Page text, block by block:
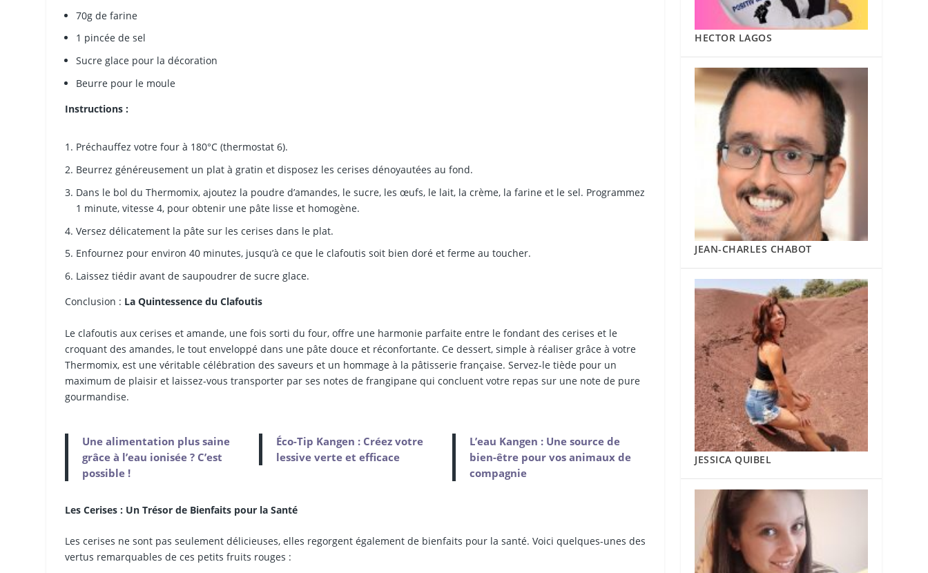
70g de farine
1 pincée de sel
Sucre glace pour la décoration
Beurre pour le moule
Instructions :
Préchauffez votre four à 180°C (thermostat 6).
Beurrez généreusement un plat à gratin et disposez les cerises dénoyautées au fond.
Dans le bol du Thermomix, ajoutez la poudre d’amandes, le sucre, les œufs, le lait, la crème, la farine et le sel. Programmez
1 minute, vitesse 4, pour obtenir une pâte lisse et homogène.
Versez délicatement la pâte sur les cerises dans le plat.
Enfournez pour environ 40 minutes, jusqu’à ce que le clafoutis soit bien doré et ferme au toucher.
Laissez tiédir avant de saupoudrer de sucre glace.
Conclusion : La Quintessence du Clafoutis
Le clafoutis aux cerises et amande, une fois sorti du four, offre une harmonie parfaite entre le fondant des cerises et le
croquant des amandes, le tout enveloppé dans une pâte douce et réconfortante. Ce dessert, simple à réaliser grâce à votre
Thermomix, est une véritable célébration des saveurs et un hommage à la pâtisserie française. Servez-le tiède pour un
maximum de plaisir et laissez-vous transporter par ses notes de frangipane qui concluent votre repas sur une note de pure
gourmandise.
Une alimentation plus saine
grâce à l’eau ionisée ? C’est
possible !
Éco-Tip Kangen : Créez votre
lessive verte et efficace
L’eau Kangen : Une source de
bien-être pour vos animaux de
compagnie
Les Cerises : Un Trésor de Bienfaits pour la Santé
Les cerises ne sont pas seulement délicieuses, elles regorgent également de bienfaits pour la santé. Voici quelques-unes des
vertus remarquables de ces petits fruits rouges :
HECTOR LAGOS
JEAN-CHARLES CHABOT
JESSICA QUIBEL